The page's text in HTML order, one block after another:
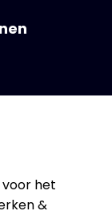
voor het
&